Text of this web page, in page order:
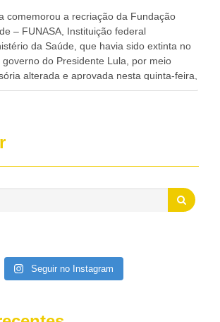
comemorou a recriação da Fundação
– FUNASA, Instituição federal
da Saúde, que havia sido extinta no
do Presidente Lula, por meio
alterada e aprovada nesta quinta-feira,
Gonzaga Patriota disse hoje em
seus municípios e, somente o ano
distribuiu mais de três bilhões de
ações, dentre alas, mais de
em pequenas comunidades rurais.
que, mesmo sem mandato,
Seguir no Instagram